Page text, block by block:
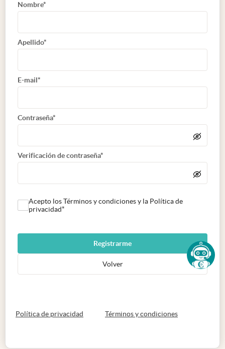
Nombre*
Apellido*
E-mail*
Contraseña*
Verificación de contraseña*
Acepto los Términos y condiciones y la Política de
privacidad*
Registrarme
Volver
Política de privacidad abre en nueva pestaña
Términos y condicionesabre en nueva